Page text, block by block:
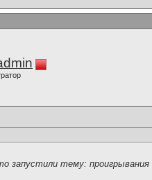
запустили тему: